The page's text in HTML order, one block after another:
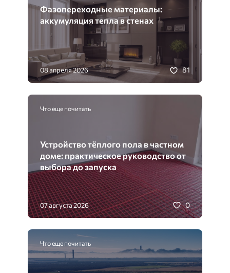
Фазопереходные материалы:
аккумуляция тепла в стенах
08 апреля 2026 81
Что еще почитать
Устройство тёплого пола в частном
доме: практическое руководство от
выбора до запуска
07 августа 2026 0
Что еще почитать